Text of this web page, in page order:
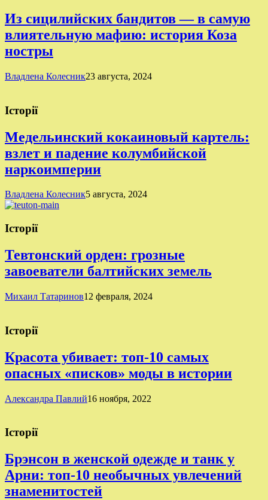
Из сицилийских бандитов — в самую
влиятельную мафию: история Коза
ностры
Владлена Колесник23 августа, 2024
Історії
Медельинский кокаиновый картель:
взлет и падение колумбийской
наркоимперии
Владлена Колесник5 августа, 2024
Історії
Тевтонский орден: грозные
завоеватели балтийских земель
Михаил Татаринов12 февраля, 2024
Історії
Красота убивает: топ-10 самых
опасных «писков» моды в истории
Александра Павлий16 ноября, 2022
Історії
Брэнсон в женской одежде и танк у
Арни: топ-10 необычных увлечений
знаменитостей